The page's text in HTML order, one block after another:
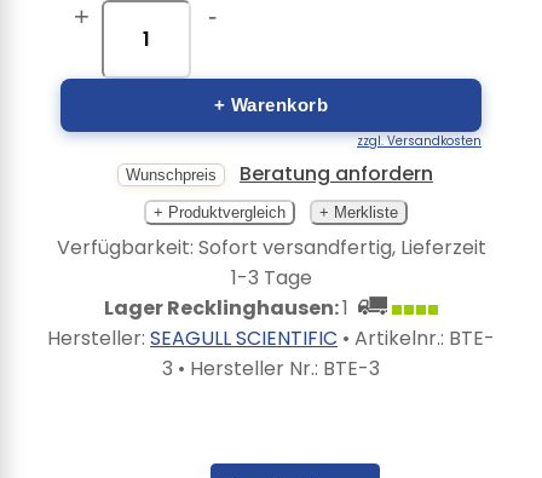
+ -
+ Warenkorb
zzgl. Versandkosten
Wunschpreis
Beratung anfordern
+ Produktvergleich + Merkliste
Verfügbarkeit: Sofort versandfertig, Lieferzeit
1-3 Tage
Lager Recklinghausen:1
Hersteller: SEAGULL SCIENTIFIC • Artikelnr.: BTE-
3 • Hersteller Nr.: BTE-3